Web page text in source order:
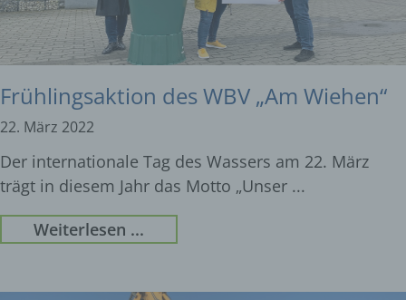
Frühlingsaktion des WBV „Am Wiehen“
22. März 2022
Der internationale Tag des Wassers am 22. März
trägt in diesem Jahr das Motto „Unser
Weiterlesen ...